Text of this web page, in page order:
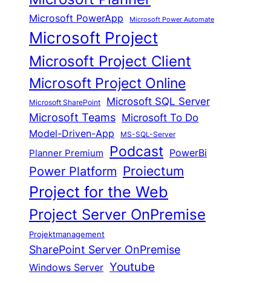
Microsoft PowerApp Microsoft Power Automate
Microsoft Project
Microsoft Project Client
Microsoft Project Online
Microsoft SharePoint Microsoft SQL Server
Microsoft Teams Microsoft To Do
Model-Driven-App MS-SQL-Server
Planner Premium Podcast PowerBi
Power Platform Proiectum
Project for the Web
Project Server OnPremise
Projektmanagement
SharePoint Server OnPremise
Windows Server Youtube